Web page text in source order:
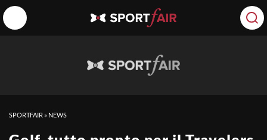
SPORTFAIR » NEWS